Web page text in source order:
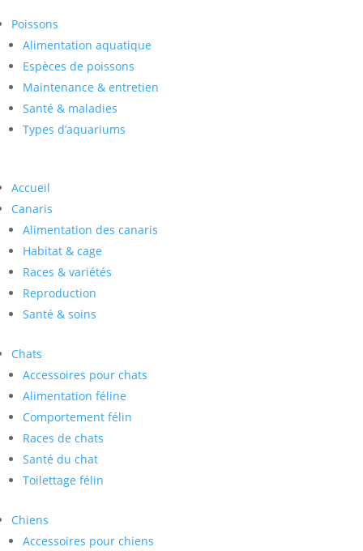
Poissons
Alimentation aquatique
Espèces de poissons
Maintenance & entretien
Santé & maladies
Types d’aquariums
Accueil
Canaris
Alimentation des canaris
Habitat & cage
Races & variétés
Reproduction
Santé & soins
Chats
Accessoires pour chats
Alimentation féline
Comportement félin
Races de chats
Santé du chat
Toilettage félin
Chiens
Accessoires pour chiens